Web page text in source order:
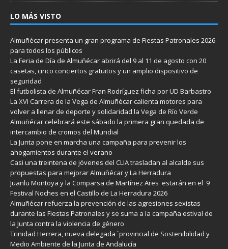
LO MÁS VISTO
Almuñécar presenta un gran programa de Fiestas Patronales 2026
para todos los públicos
La Feria de Día de Almuñécar abrirá del 9 al 11 de agosto con 20
casetas, cinco conciertos gratuitos y un amplio dispositivo de
seguridad
El futbolista de Almuñécar Fran Rodríguez ficha por UD Barbastro
La XVI Carrera de la Vega de Almuñécar calienta motores para
volver a llenar de deporte y solidaridad la Vega de Río Verde
Almuñécar celebrará este sábado la primera gran quedada de
intercambio de cromos del Mundial
La Junta pone en marcha una campaña para prevenir los
ahogamientos durante el verano
Casi una treintena de jóvenes del CLIA trasladan al alcalde sus
propuestas para mejorar Almuñécar y La Herradura
Juanlu Montoya y la Comparsa de Martínez Ares estarán en el 9
Festival Noches en el Castillo de La Herradura 2026
Almuñécar refuerza la prevención de las agresiones sexistas
durante las Fiestas Patronales y se suma a la campaña estival de
la Junta contra la violencia de género
Trinidad Herrera, nueva delegada `provincial de Sostenibilidad y
Medio Ambiente de la Junta de Andalucía